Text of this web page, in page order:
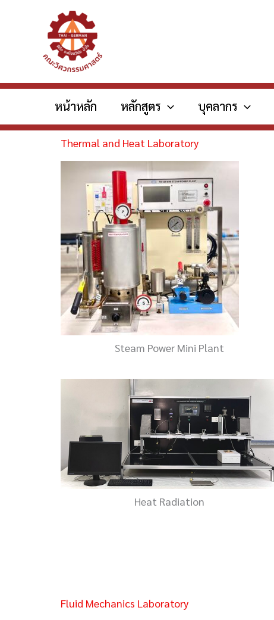
หน้าหลัก หลักสูตร บุคลากร
Thermal and Heat Laboratory
Steam Power Mini Plant
Heat Radiation
Fluid Mechanics Laboratory